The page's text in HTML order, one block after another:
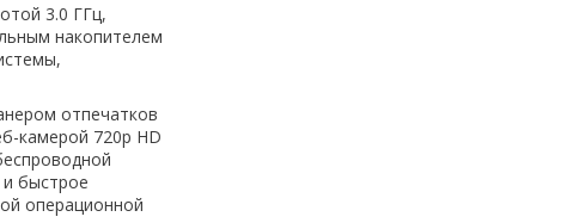
3.0 ГГц,
накопителем
отпечатков
камерой 720p HD
и быстрое
операционной